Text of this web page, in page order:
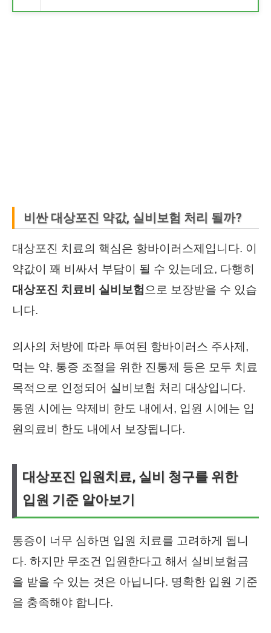
비싼 대상포진 약값, 실비보험 처리 될까?
대상포진 치료의 핵심은 항바이러스제입니다. 이
약값이 꽤 비싸서 부담이 될 수 있는데요, 다행히
대상포진 치료비 실비보험 으로 보장받을 수 있습
니다.
의사의 처방에 따라 투여된 항바이러스 주사제,
먹는 약, 통증 조절을 위한 진통제 등은 모두 치료
목적으로 인정되어 실비보험 처리 대상입니다.
통원 시에는 약제비 한도 내에서, 입원 시에는 입
원의료비 한도 내에서 보장됩니다.
대상포진 입원치료, 실비 청구를 위한
입원 기준 알아보기
통증이 너무 심하면 입원 치료를 고려하게 됩니
다. 하지만 무조건 입원한다고 해서 실비보험금
을 받을 수 있는 것은 아닙니다. 명확한 입원 기준
을 충족해야 합니다.